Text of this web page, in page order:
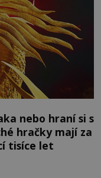
nebo hraní si s
hračky mají za
tisíce let